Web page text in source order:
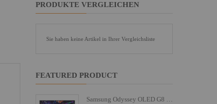
PRODUKTE VERGLEICHEN
Sie haben keine Artikel in Ihrer Vergleichsliste
FEATURED PRODUCT
Samsung Odyssey OLED G8 S27FG810SU - G81SF Series - OLED-Monitor - Gaming - 68.6 cm (27")